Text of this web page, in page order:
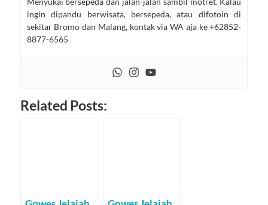
ingin dipandu berwisata, bersepeda, atau difotoin di
sekitar Bromo dan Malang, kontak via WA aja ke +62852-
8877-6565
Related Posts: